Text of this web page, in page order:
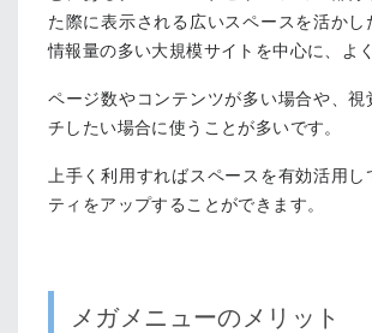
た際に表示される広いスペースを活かし
情報量の多い大規模サイトを中心に、よ
ページ数やコンテンツが多い場合や、視
チしたい場合に使うことが多いです。
上手く利用すればスペースを有効活用し
ティをアップすることができます。
メガメニューのメリット